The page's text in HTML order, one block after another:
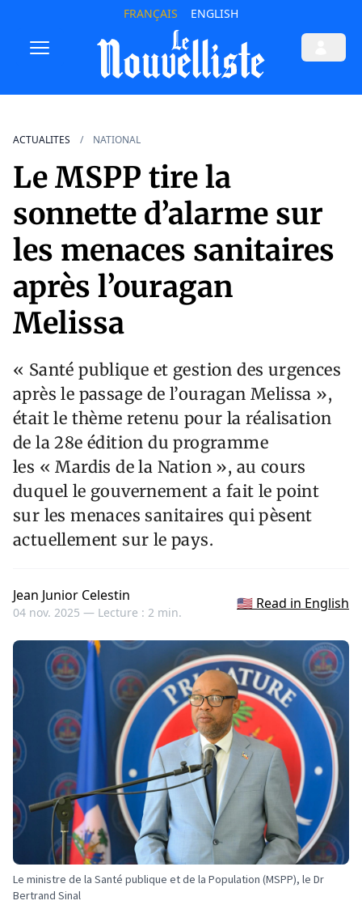
FRANÇAIS ENGLISH
ACTUALITES NATIONAL
Le MSPP tire la
sonnette d’alarme sur
les menaces sanitaires
après l’ouragan
Melissa
« Santé publique et gestion des urgences
après le passage de l’ouragan Melissa »,
était le thème retenu pour la réalisation
de la 28e édition du programme
les « Mardis de la Nation », au cours
duquel le gouvernement a fait le point
sur les menaces sanitaires qui pèsent
actuellement sur le pays.
Jean Junior Celestin
04 nov. 2025 — Lecture : 2 min.
🇺🇸 Read in English
Le ministre de la Santé publique et de la Population (MSPP), le Dr
Bertrand Sinal